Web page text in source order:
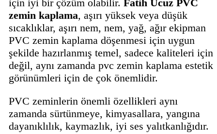
için iyi bir çözüm olabilir. Fatih Ucuz PVC
zemin kaplama, aşırı yüksek veya düşük
sıcaklıklar, aşırı nem, nem, yağ, ağır ekipman
PVC zemin kaplama döşenmesi için uygun
şekilde hazırlanmış temel, sadece kaliteleri için
değil, aynı zamanda pvc zemin kaplama estetik
görünümleri için de çok önemlidir.
PVC zeminlerin önemli özellikleri aynı
zamanda sürtünmeye, kimyasallara, yangına
dayanıklılık, kaymazlık, iyi ses yalıtkanlığıdır.